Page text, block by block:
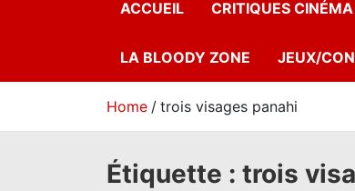
ACCUEIL CRITIQUES CINÉMA
LA BLOODY ZONE JEUX/
Home trois visages panahi
Étiquette : trois